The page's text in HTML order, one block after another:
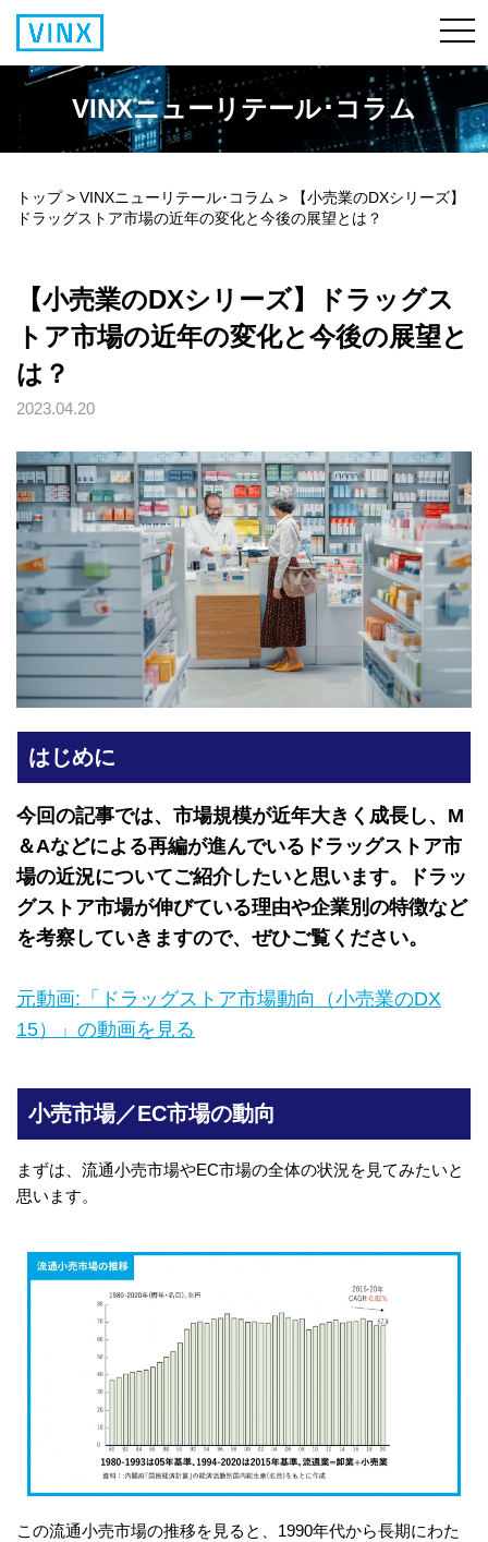
VINXニューリテール･コラム
トップ> VINXニューリテール･コラム >
【小売業のDXシリーズ】
ドラッグストア市場の近年の変化と今後の展望とは？
【小売業のDXシリーズ】ドラッグス
トア市場の近年の変化と今後の展望と
は？
2023.04.20
はじめに
今回の記事では、市場規模が近年大きく成長し、M
＆Aなどによる再編が進んでいるドラッグストア市
場の近況についてご紹介したいと思います。ドラッ
グストア市場が伸びている理由や企業別の特徴など
を考察していきますので、ぜひご覧ください。
元動画:「ドラッグストア市場動向（小売業のDX
15）」の動画を見る
小売市場／EC市場の動向
まずは、流通小売市場やEC市場の全体の状況を見てみたいと
思います。
この流通小売市場の推移を見ると、1990年代から長期にわた